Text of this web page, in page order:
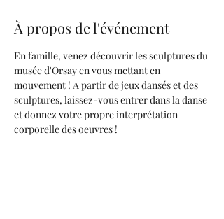
À propos de l'événement
En famille, venez découvrir les sculptures du
musée d'Orsay en vous mettant en
mouvement ! A partir de jeux dansés et des
sculptures, laissez-vous entrer dans la danse
et donnez votre propre interprétation
corporelle des oeuvres !